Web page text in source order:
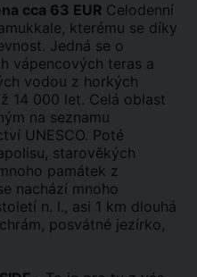
cca 63 EUR Celodenní
kterému se díky
Jedná se o
vápencových teras a
vodou z horkých
14 000 let. Celá oblast
na seznamu
UNESCO. Poté
starověkých
památek z
nachází mnoho
n. l., asi 1 km dlouhá
posvátné jezírko,